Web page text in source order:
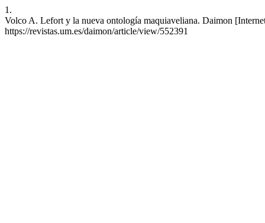
1.
Volco A. Lefort y la nueva ontología maquiaveliana. Daimon
https://revistas.um.es/daimon/article/view/552391